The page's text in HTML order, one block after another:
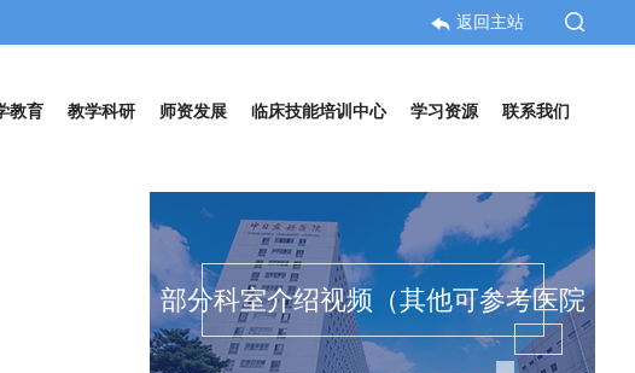
返回主站
教育 教学科研 师资发展 临床技能培训中心 学习资源 联系我们
部分科室介绍视频（其他可参考医院